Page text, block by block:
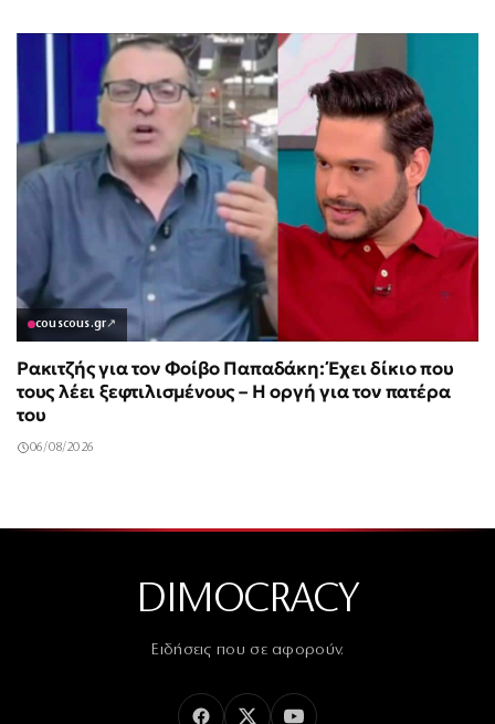
couscous.gr↗
Ρακιτζής για τον Φοίβο Παπαδάκη: Έχει δίκιο που
τους λέει ξεφτιλισμένους – Η οργή για τον πατέρα
του
06/08/2026
DIMOCRACY
Ειδήσεις που σε αφορούν.